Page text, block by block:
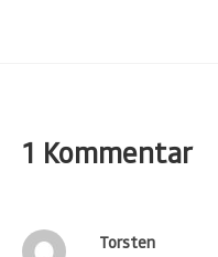
1 Kommentar
Torsten